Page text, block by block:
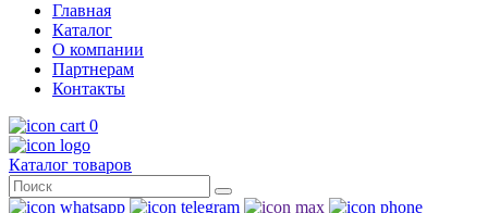
Главная
Каталог
О компании
Партнерам
Контакты
0
Каталог товаров
Поиск
for: